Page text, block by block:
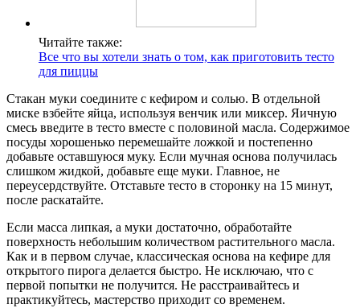
Читайте также:
Все что вы хотели знать о том, как приготовить тесто
для пиццы
Стакан муки соедините с кефиром и солью. В отдельной
миске взбейте яйца, используя венчик или миксер. Яичную
смесь введите в тесто вместе с половиной масла. Содержимое
посуды хорошенько перемешайте ложкой и постепенно
добавьте оставшуюся муку. Если мучная основа получилась
слишком жидкой, добавьте еще муки. Главное, не
переусердствуйте. Отставьте тесто в сторонку на 15 минут,
после раскатайте.
Если масса липкая, а муки достаточно, обработайте
поверхность небольшим количеством растительного масла.
Как и в первом случае, классическая основа на кефире для
открытого пирога делается быстро. Не исключаю, что с
первой попытки не получится. Не расстраивайтесь и
практикуйтесь, мастерство приходит со временем.